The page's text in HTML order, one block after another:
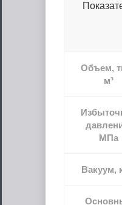
Объем,
м³
МПа
Вакуум,